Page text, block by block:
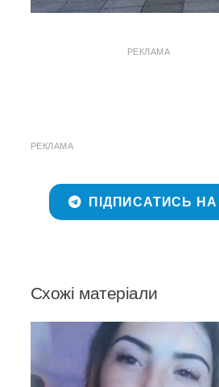
РЕКЛАМА
РЕКЛАМА
ПІДПИСАТИСЬ НА
Схожі матеріали